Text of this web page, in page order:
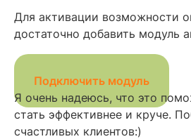
Для активации возможности
достаточно добавить модуль
Подключить модуль
Я очень надеюсь, что это
стать эффективнее и круче.
счастливых клиентов:)